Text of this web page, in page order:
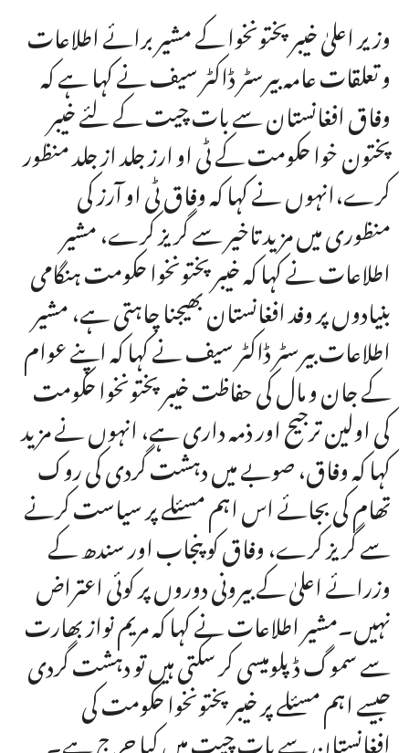
وزیر اعلیٰ خیبر پختونخوا کے مشیر برائے اطلاعات
و تعلقات عامہ بیرسٹر ڈاکٹر سیف نے کہا ہے کہ
وفاق افغانستان سے بات چیت کے لئے خیبر
پختون خوا حکومت کے ٹی او ارز جلد از جلد منظور
کرے،انہوں نے کہا کہ وفاق ٹی او آرز کی
منظوری میں مزید تاخیر سے گریز کرے، مشیر
اطلاعات نے کہا کہ خیبر پختونخوا حکومت ہنگامی
بنیادوں پر وفد افغانستان بھیجنا چاہتی ہے، مشیر
اطلاعات بیرسٹر ڈاکٹر سیف نے کہا کہ اپنے عوام
کے جان و مال کی حفاظت خیبر پختونخوا حکومت
کی اولین ترجیح اور ذمہ داری ہے، انہوں نے مزید
کہا کہ وفاق، صوبے میں دہشت گردی کی روک
تھام کی بجائے اس اہم مسئلے پر سیاست کرنے
سے گریز کرے، وفاق کو پنجاب اور سندھ کے
وزرائے اعلیٰ کے بیرونی دوروں پر کوئی اعتراض
نہیں۔مشیر اطلاعات نے کہا کہ مریم نواز بھارت
سے سموگ ڈپلومیسی کر سکتی ہیں تو دہشت گردی
جیسے اہم مسئلے پر خیبر پختونخوا حکومت کی
افغانستان سے بات چیت میں کیا حرج ہے۔